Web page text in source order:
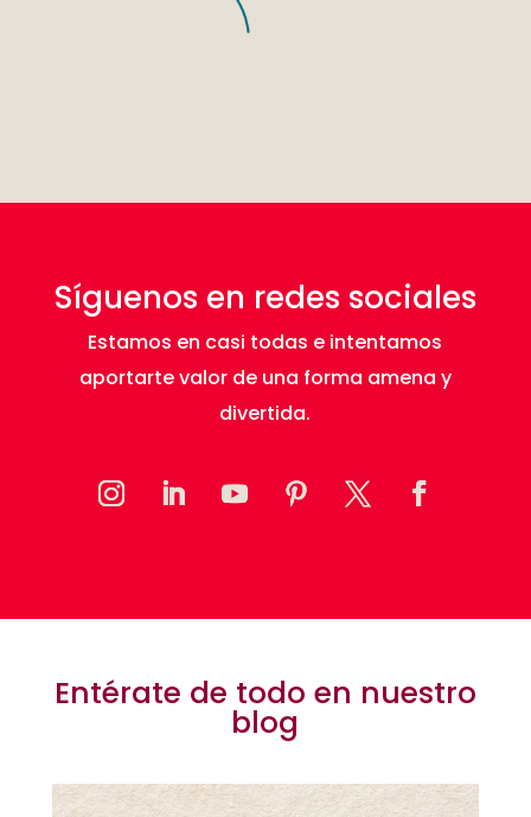
Síguenos en redes sociales
Estamos en casi todas e intentamos
aportarte valor de una forma amena y
divertida.
Entérate de todo en nuestro
blog